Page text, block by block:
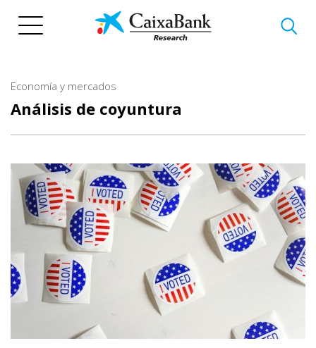
Economía y mercados
Análisis de coyuntura